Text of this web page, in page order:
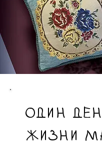
ОДИН
ЖИЗНИ